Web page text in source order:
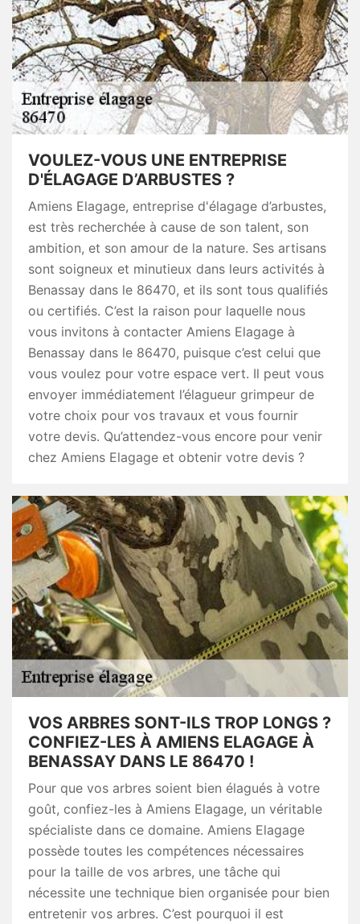
VOULEZ-VOUS UNE ENTREPRISE
D'ÉLAGAGE D’ARBUSTES ?
Amiens Elagage, entreprise d'élagage d’arbustes,
est très recherchée à cause de son talent, son
ambition, et son amour de la nature. Ses artisans
sont soigneux et minutieux dans leurs activités à
Benassay dans le 86470, et ils sont tous qualifiés
ou certifiés. C’est la raison pour laquelle nous
vous invitons à contacter Amiens Elagage à
Benassay dans le 86470, puisque c’est celui que
vous voulez pour votre espace vert. Il peut vous
envoyer immédiatement l’élagueur grimpeur de
votre choix pour vos travaux et vous fournir
votre devis. Qu’attendez-vous encore pour venir
chez Amiens Elagage et obtenir votre devis ?
VOS ARBRES SONT-ILS TROP LONGS ?
CONFIEZ-LES À AMIENS ELAGAGE À
BENASSAY DANS LE 86470 !
Pour que vos arbres soient bien élagués à votre
goût, confiez-les à Amiens Elagage, un véritable
spécialiste dans ce domaine. Amiens Elagage
possède toutes les compétences nécessaires
pour la taille de vos arbres, une tâche qui
nécessite une technique bien organisée pour bien
entretenir vos arbres. C’est pourquoi il est